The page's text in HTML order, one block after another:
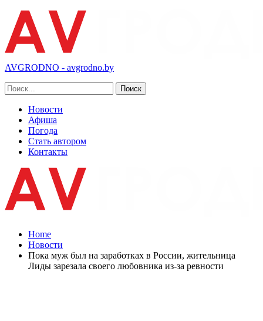
AVGRODNO - avgrodno.by
Новости
Афиша
Погода
Стать автором
Контакты
Home
Новости
Пока муж был на заработках в России, жительница
Лиды зарезала своего любовника из-за ревности